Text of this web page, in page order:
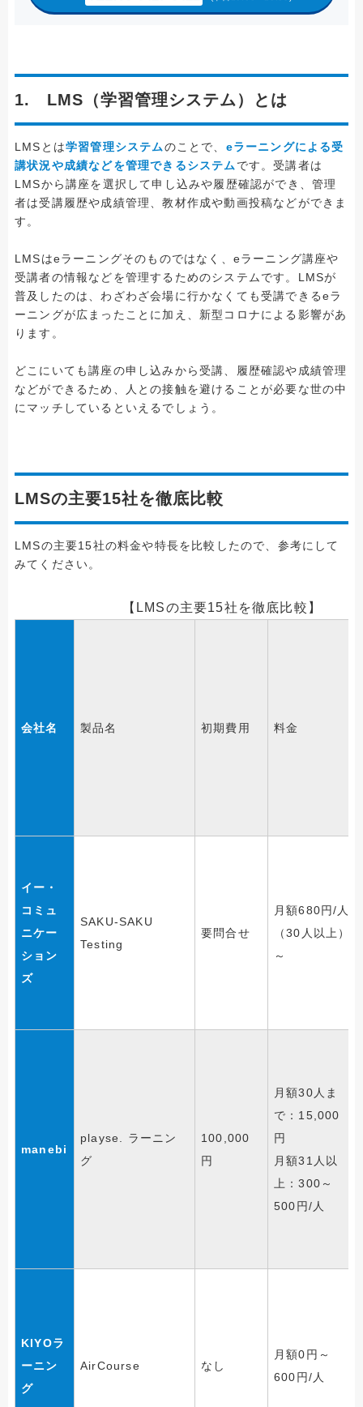
1. LMS（学習管理システム）とは
LMSとは学習管理システムのことで、 eラーニングによる受
講状況や成績などを管理できるシステム です。受講者は
LMSから講座を選択して申し込みや履歴確認ができ、管理
者は受講履歴や成績管理、教材作成や動画投稿などができま
す。
LMSはeラーニングそのものではなく、eラーニング講座や
受講者の情報などを管理するためのシステムです。LMSが
普及したのは、わざわざ会場に行かなくても受講できるeラ
ーニングが広まったことに加え、新型コロナによる影響があ
ります。
どこにいても講座の申し込みから受講、履歴確認や成績管理
などができるため、人との接触を避けることが必要な世の中
にマッチしているといえるでしょう。
LMSの主要15社を徹底比較
LMSの主要15社の料金や特長を比較したので、参考にして
みてください。
【LMSの主要15社を徹底比較】
会社名 製品名 初期費用 料金
イー・
コミュ
ニケー
ション
ズ
SAKU-SAKU
Testing
要問合せ
月額680円/人
（30人以上）
～
manebi
playse. ラーニン
グ
100,000
円
月額30人ま
で：15,000
円
月額31人以
上：300～
500円/人
KIYOラ
ーニン
グ
AirCourse なし
月額0円～
600円/人